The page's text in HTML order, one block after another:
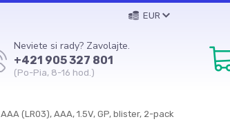
EUR
Neviete si rady? Zavolajte.
+421 905 327 801
(Po-Pia, 8-16 hod.)
(LR03), AAA, 1.5V, GP, blister, 2-pack